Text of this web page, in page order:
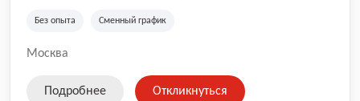
Без опыта Сменный график
Москва
Подробнее Откликнуться